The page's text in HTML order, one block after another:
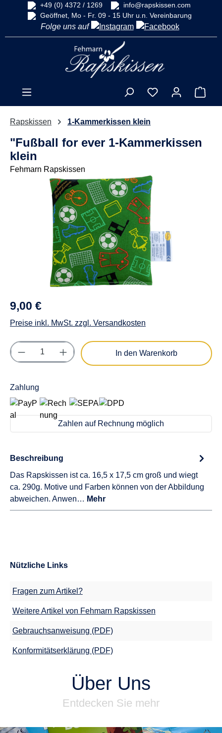
springen
+49 (0) 4372 / 1269
info@rapskissen.com
Geöffnet, Mo - Fr. 09 - 15 Uhr u.n. Vereinbarung
Folge uns auf
Rapskissen 1-Kammerkissen klein
"Fußball for ever 1-Kammerkissen
klein
Fehmarn Rapskissen
Bildergalerie überspringen
9,00 €
Preise inkl. MwSt. zzgl. Versandkosten
Produkt Anzahl: Gib den gewünschten
In den Warenkorb
Zahlung
Zahlen auf Rechnung möglich
Beschreibung
Das Rapskissen ist ca. 16,5 x 17,5 cm groß und wiegt
ca. 290g. Motive und Farben können von der Abbildung
abweichen. Anwen… Mehr
Nützliche Links
Fragen zum Artikel?
Weitere Artikel von Fehmarn Rapskissen
Gebrauchsanweisung (PDF)
Konformitätserklärung (PDF)
Über Uns
Entdecken Sie mehr